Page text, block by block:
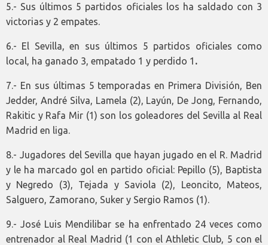
5.- Sus últimos 5 partidos oficiales los ha saldado con 3
victorias y 2 empates.
6.- El Sevilla, en sus últimos 5 partidos oficiales como
local, ha ganado 3, empatado 1 y perdido 1 .
7.- En sus últimas 5 temporadas en Primera División, Ben
Jedder, André Silva, Lamela (2), Layún, De Jong, Fernando,
Rakitic y Rafa Mir (1) son los goleadores del Sevilla al Real
Madrid en liga.
8.- Jugadores del Sevilla que hayan jugado en el R. Madrid
y le ha marcado gol en partido oficial: Pepillo (5), Baptista
y Negredo (3), Tejada y Saviola (2), Leoncito, Mateos,
Salguero, Zamorano, Suker y Sergio Ramos (1).
9.- José Luis Mendilibar se ha enfrentado 24 veces como
entrenador al Real Madrid (1 con el Athletic Club, 5 con el